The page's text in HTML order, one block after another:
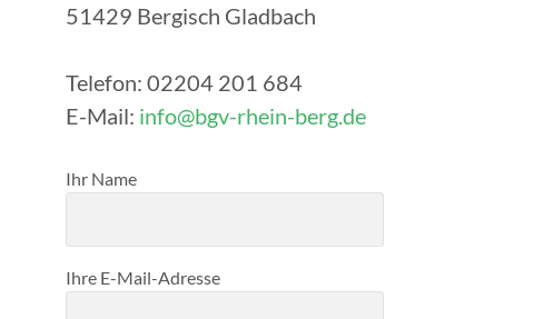
51429 Bergisch Gladbach
Telefon: 02204 201 684
E-Mail: info@bgv-rhein-berg.de
Bitte lasse dieses Feld leer.
Ihr Name
Ihre E-Mail-Adresse